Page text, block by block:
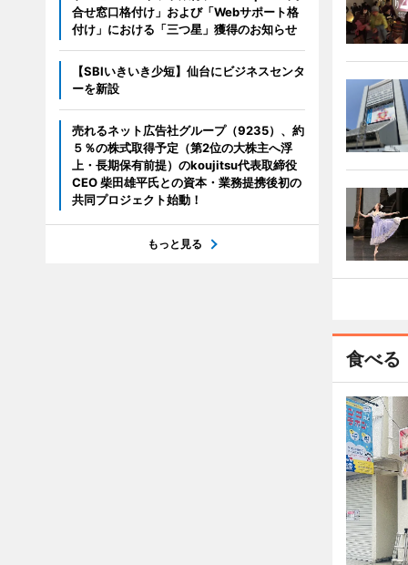
食べる
合せ窓口格付け」および「Webサポート格
付け」における「三つ星」獲得のお知らせ
【SBIいきいき少短】仙台にビジネスセンタ
ーを新設
売れるネット広告社グループ（9235）、約
５％の株式取得予定（第2位の大株主へ浮
上・長期保有前提）のkoujitsu代表取締役
CEO 柴田雄平氏との資本・業務提携後初の
共同プロジェクト始動！
もっと見る